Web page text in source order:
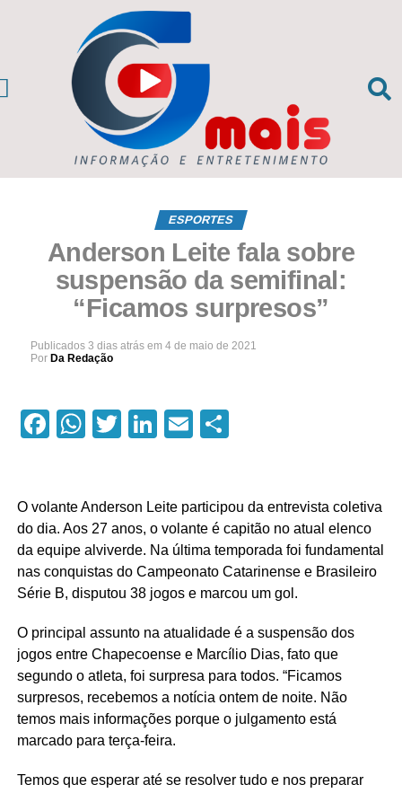
ESPORTES
Anderson Leite fala sobre
suspensão da semifinal:
“Ficamos surpresos”
Publicados 3 dias atrás em 4 de maio de 2021
Por Da Redação
Facebook
WhatsApp
Twitter
LinkedIn
EmailCompartilhar
O volante Anderson Leite participou da entrevista coletiva
do dia. Aos 27 anos, o volante é capitão no atual elenco
da equipe alviverde. Na última temporada foi fundamental
nas conquistas do Campeonato Catarinense e Brasileiro
Série B, disputou 38 jogos e marcou um gol.
O principal assunto na atualidade é a suspensão dos
jogos entre Chapecoense e Marcílio Dias, fato que
segundo o atleta, foi surpresa para todos. “Ficamos
surpresos, recebemos a notícia ontem de noite. Não
temos mais informações porque o julgamento está
marcado para terça-feira.
Temos que esperar até se resolver tudo e nos preparar